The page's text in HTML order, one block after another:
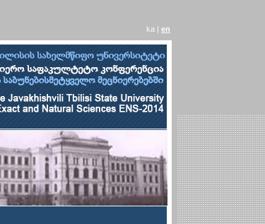
ka | en